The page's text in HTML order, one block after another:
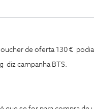
de oferta 130 €
diz campanha BTS.